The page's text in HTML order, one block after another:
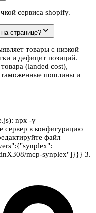
сервиса shopify.
странице?
товары с низкой
и дефицит позиций.
(landed cost),
таможенные пошлины и
npx -y
сервер в конфигурацию
файл
mcp-synplex"]}}} 3.